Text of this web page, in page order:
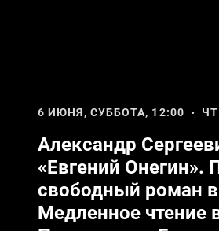
6 ИЮНЯ, СУББОТА, 12:00 •
Александр
«Евгений Онегин».
свободный роман в
Медленное чтение